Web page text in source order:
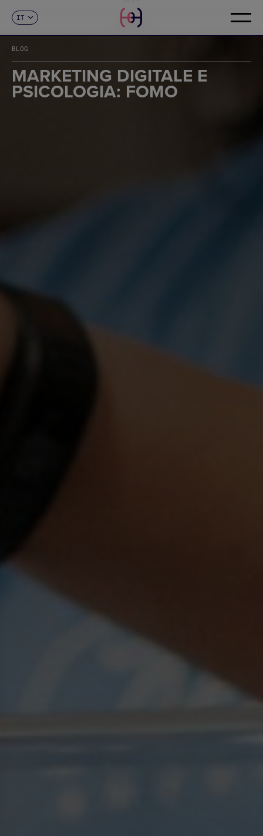
EN
FR
DE
IT
PT
CONTATTI
BLOG
MARKETING DIGITALE E
PSICOLOGIA: FOMO